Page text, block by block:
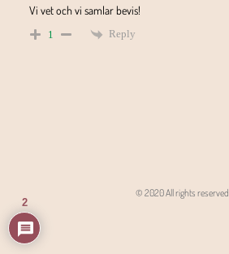
Vi vet och vi samlar bevis!
1 Reply
© 2020 All rights reserved
2